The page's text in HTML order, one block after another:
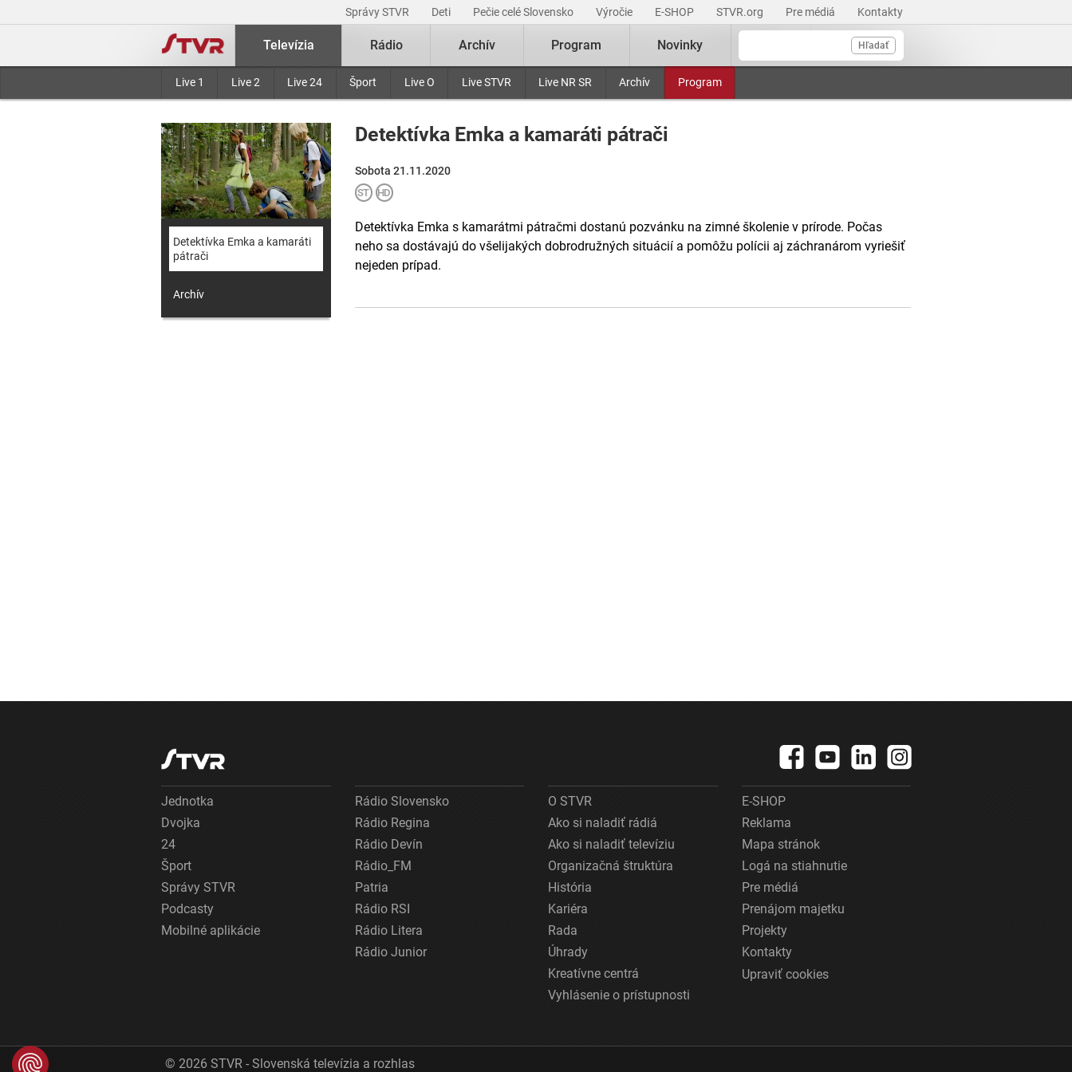
Správy STVR Deti Pečie celé Slovensko Výročie E-SHOP STVR.org Pre médiá Kontakty
Hľadať
Televízia
Live 1 Live 2 Live 24 Šport Live O Live STVR Live NR SR Archív Program
Rádio Archív Program Novinky
Detektívka Emka a kamaráti
pátrači
Archív
Detektívka Emka a kamaráti pátrači
Sobota 21.11.2020
Detektívka Emka s kamarátmi pátračmi dostanú pozvánku na zimné školenie v prírode. Počas
neho sa dostávajú do všelijakých dobrodružných situácií a pomôžu polícii aj záchranárom vyriešiť
nejeden prípad.
Jednotka
Dvojka
24
Šport
Správy STVR
Podcasty
Mobilné aplikácie
Rádio Slovensko
Rádio Regina
Rádio Devín
Rádio_FM
Patria
Rádio RSI
Rádio Litera
Rádio Junior
O STVR
Ako si naladiť rádiá
Ako si naladiť televíziu
Organizačná štruktúra
História
Kariéra
Rada
Úhrady
Kreatívne centrá
Vyhlásenie o prístupnosti
E-SHOP
Reklama
Mapa stránok
Logá na stiahnutie
Pre médiá
Prenájom majetku
Projekty
Kontakty
Upraviť cookies
© 2026 STVR - Slovenská televízia a rozhlas